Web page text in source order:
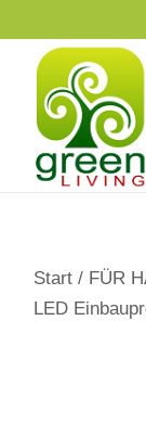
p
Start / FÜR
LED